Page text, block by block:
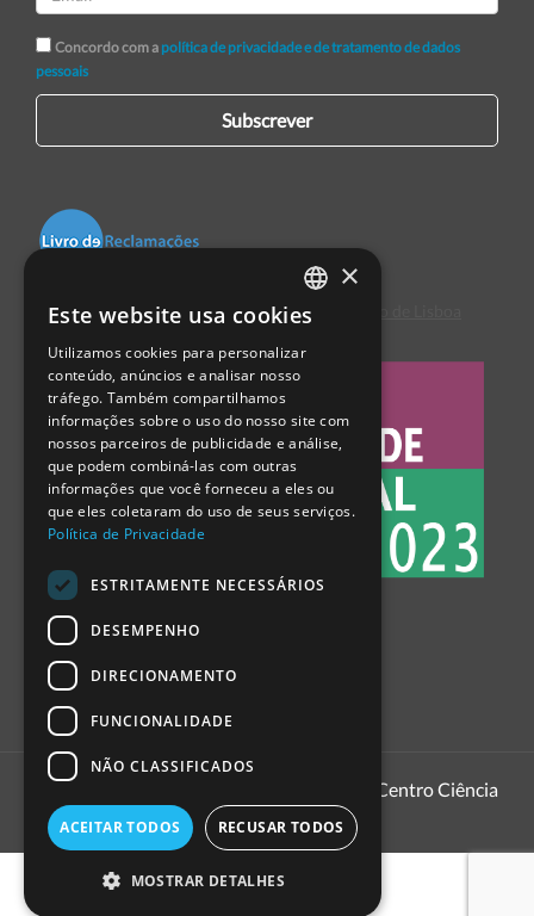
Concordo com a política de privacidade e de tratamento de dados
pessoais
Subscrever
Centro de Arbitragem de Conflitos de Consumo de Lisboa
1999 - 2026
Pavilhão do Conhecimento | Centro Ciência
PORTUGUESE
ENGLISH
SPANISH
×
Este website usa cookies
Utilizamos cookies para personalizar
conteúdo, anúncios e analisar nosso
tráfego. Também compartilhamos
informações sobre o uso do nosso site com
nossos parceiros de publicidade e análise,
que podem combiná-las com outras
informações que você forneceu a eles ou
que eles coletaram do uso de seus serviços.
Política de Privacidade
ESTRITAMENTE NECESSÁRIOS
DESEMPENHO
DIRECIONAMENTO
FUNCIONALIDADE
NÃO CLASSIFICADOS
ACEITAR TODOS RECUSAR TODOS
MOSTRAR DETALHES